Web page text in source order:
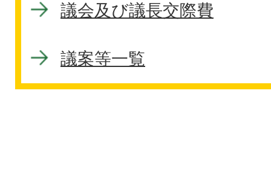
議会及び議長交際費
議案等一覧